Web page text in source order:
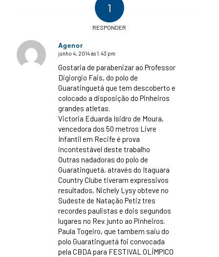
1
RESPONDER
Agenor
says:
junho 4, 2014 às 1:43 pm
Gostaria de parabenizar ao Professor
Digiorgio Fais, do polo de
Guaratinguetá que tem descoberto e
colocado a disposição do Pinheiros
grandes atletas.
Victoria Eduarda Isidro de Moura,
vencedora dos 50 metros Livre
Infantil em Recife é prova
incontestável deste trabalho
Outras nadadoras do polo de
Guaratinguetá, através do Itaguara
Country Clube tiveram expressivos
resultados, Nichely Lysy obteve no
Sudeste de Natação Petiz tres
recordes paulistas e dois segundos
lugares no Rev. junto ao Pinheiros.
Paula Togeiro, que tambem saiu do
polo Guaratinguetá foi convocada
pela CBDA para FESTIVAL OLÍMPICO